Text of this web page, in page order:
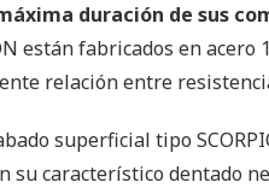
duración de sus
están fabricados en acero
relación entre
superficial tipo
su característico dentado